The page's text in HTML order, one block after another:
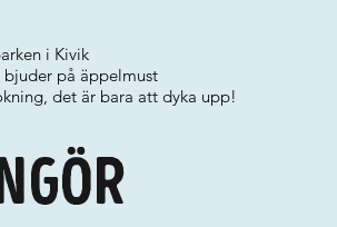
i Kivik
bjuder på äppelmust
det är bara att dyka upp!